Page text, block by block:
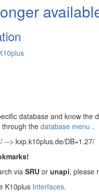
database and know
through thedatabase menu .
--> kxp.k10plus.de/DB=1.27/
via SRU or unapi, please
K10plus Interfaces.